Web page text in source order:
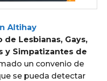
Altihay
de Lesbianas, Gays,
y Simpatizantes de
un convenio de
se pueda detectar